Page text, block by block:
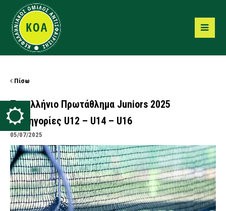
Πίσω
Πανελλήνιο Πρωτάθλημα Juniors 2025
-Κατηγορίες U12 – U14 – U16
05/07/2025